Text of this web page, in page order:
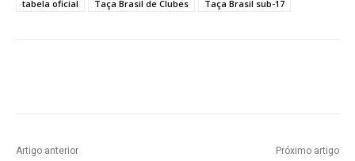
tabela oficial
Taça Brasil de Clubes Taça Brasil sub-17
Artigo anterior Próximo artigo